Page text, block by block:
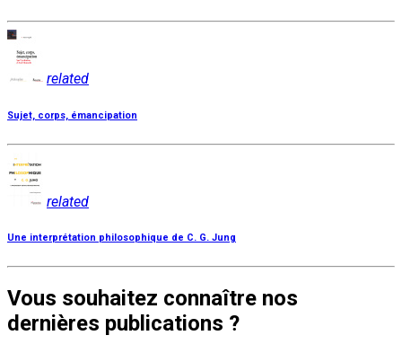
related
Sujet, corps, émancipation
related
Une interprétation philosophique de C. G. Jung
Vous souhaitez connaître nos
dernières publications ?